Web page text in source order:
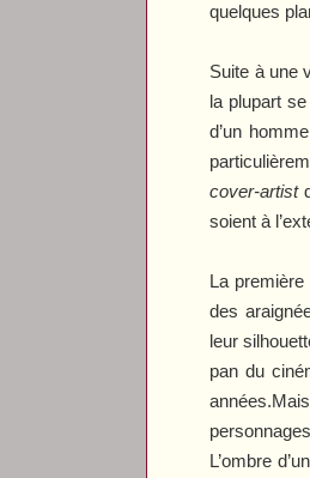
quelques
Suite à une
la plupart
d’un
cover-artist
soient à
La
des
leur
pan du
L’ombre